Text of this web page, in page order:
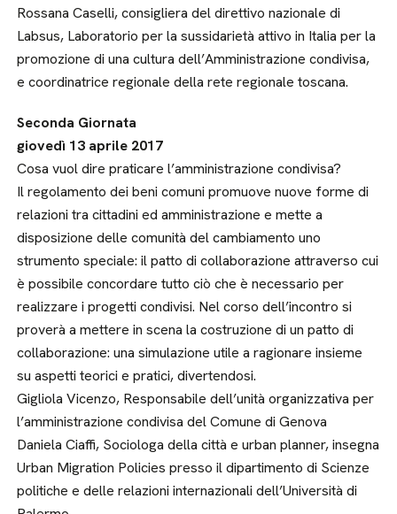
Rossana Caselli, consigliera del direttivo nazionale di
Labsus, Laboratorio per la sussidarietà attivo in Italia per la
promozione di una cultura dell’Amministrazione condivisa,
e coordinatrice regionale della rete regionale toscana.
Seconda Giornata
giovedì 13 aprile 2017
Cosa vuol dire praticare l’amministrazione condivisa?
Il regolamento dei beni comuni promuove nuove forme di
relazioni tra cittadini ed amministrazione e mette a
disposizione delle comunità del cambiamento uno
strumento speciale: il patto di collaborazione attraverso cui
è possibile concordare tutto ciò che è necessario per
realizzare i progetti condivisi. Nel corso dell’incontro si
proverà a mettere in scena la costruzione di un patto di
collaborazione: una simulazione utile a ragionare insieme
su aspetti teorici e pratici, divertendosi.
Gigliola Vicenzo, Responsabile dell’unità organizzativa per
l’amministrazione condivisa del Comune di Genova
Daniela Ciaffi, Sociologa della città e urban planner, insegna
Urban Migration Policies presso il dipartimento di Scienze
politiche e delle relazioni internazionali dell’Università di